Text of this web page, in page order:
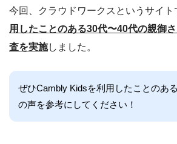
今回、クラウドワークスというサイト
用したことのある30代〜40代の親御
査を実施しました。
ぜひCambly Kidsを利用したことのあ
の声を参考にしてください！